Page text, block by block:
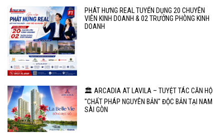
PHÁT HƯNG REAL TUYỂN DỤNG 20 CHUYÊN
VIÊN KINH DOANH & 02 TRƯỞNG PHÒNG KINH
DOANH
🏛️ ARCADIA AT LAVILA – TUYỆT TÁC CĂN HỘ
"CHẤT PHÁP NGUYÊN BẢN" ĐỘC BẢN TẠI NAM
SÀI GÒN